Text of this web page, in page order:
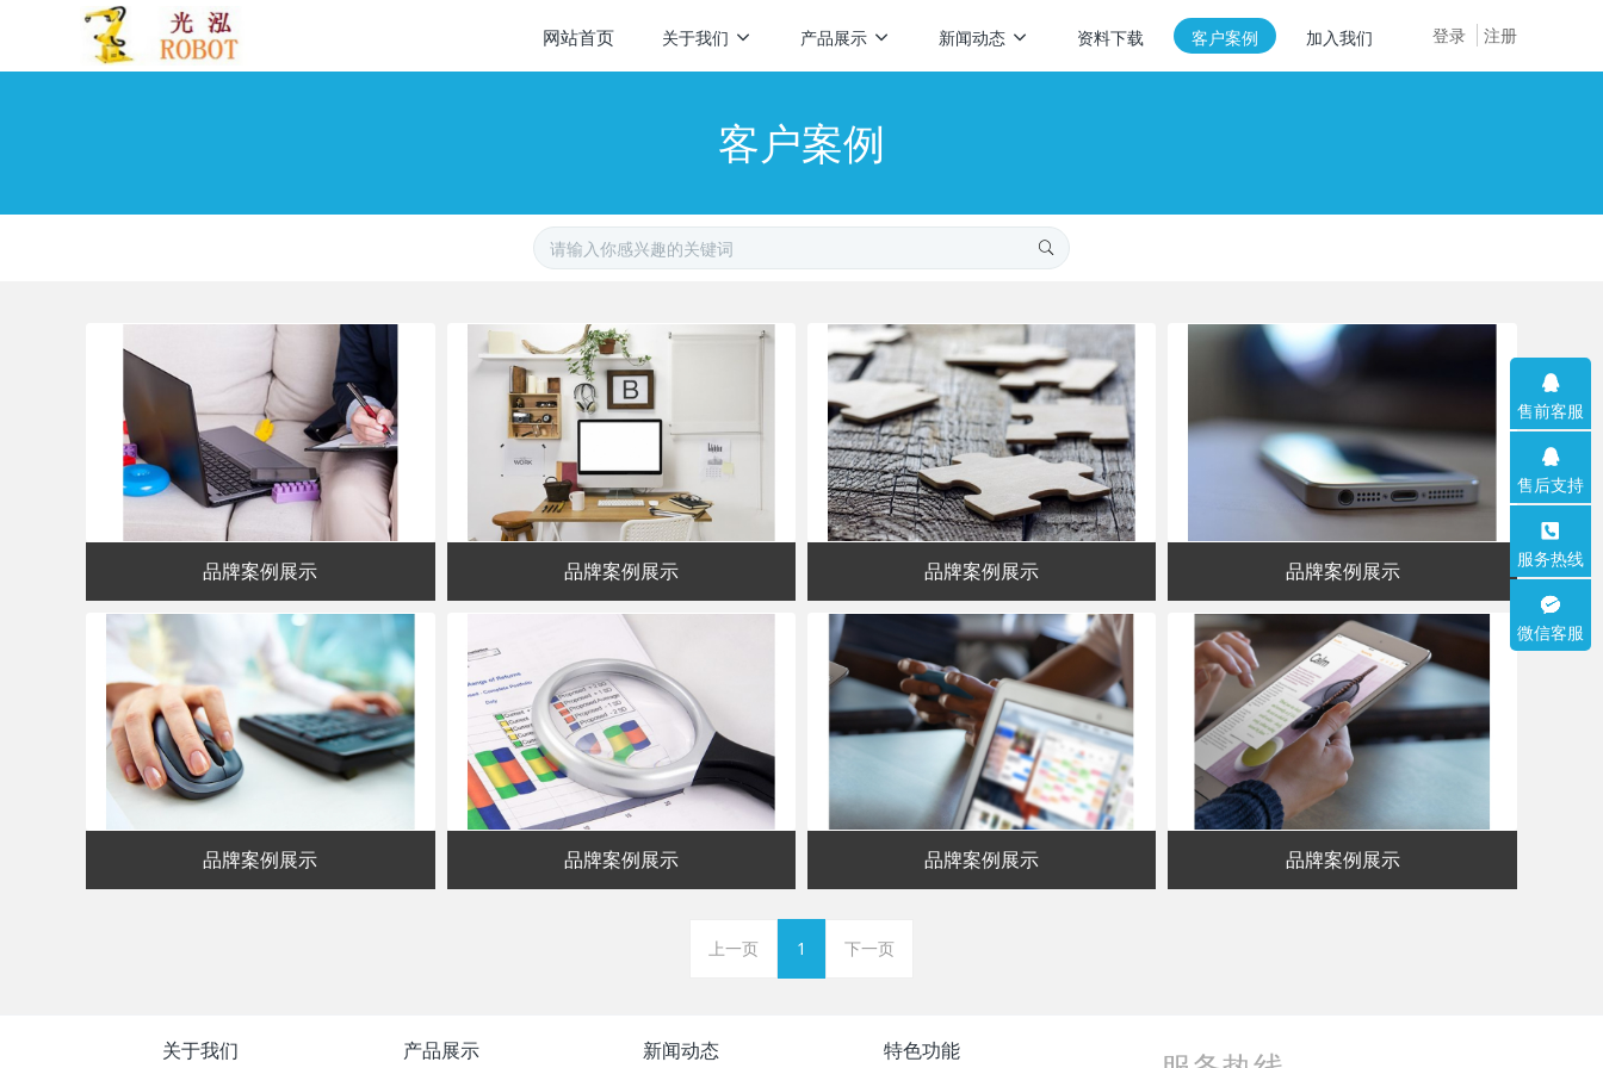
登录 注册
网站首页 关于我们 产品展示 新闻动态 资料下载 客户案例 加入我们
客户案例
品牌案例展示 品牌案例展示 品牌案例展示 品牌案例展示
品牌案例展示 品牌案例展示 品牌案例展示 品牌案例展示
上一页 1 下一页
关于我们 产品展示 新闻动态 特色功能
售前客服
售后支持
服务热线
微信客服